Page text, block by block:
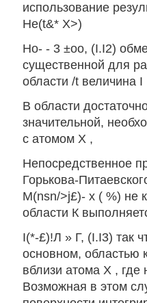
использование
He(t&* Х>)
Но- - 3 ±оо, (I.I2)
существенной для
области /t величина
В области
значительной,
с атомом X ,
Непосредственное
Горькова-
M(nsn/>j£)- х ( %) не
области К
I(*-£)!Л » Г, (I.I3) так
основном, областью
вблизи атома X ,
Возможная в этом